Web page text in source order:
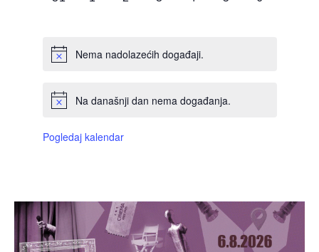
Nema nadolazećih događaji.
Na današnji dan nema događanja.
Pogledaj kalendar